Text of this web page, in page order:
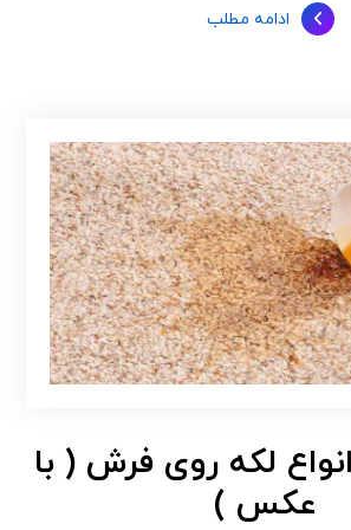
ادامه مطلب
لکه روی فرش ( با
عکس )